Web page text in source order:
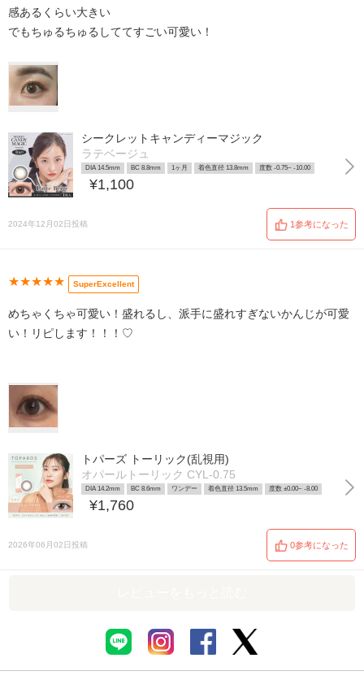
感あるくらい大きい
でもちゅるちゅるしててすごい可愛い！
シークレットキャンディーマジック
ラテベージュ
DIA 14.5mm BC 8.8mm 1ヶ月 着色直径 13.8mm 度数 -0.75~ -10.00
¥1,100
2024年12月02日投稿 1参考になった
★★★★★ SuperExcellent
めちゃくちゃ可愛い！盛れるし、派手に盛れすぎないかんじが可愛
い！リピします！！！♡
トパーズ トーリック(乱視用)
オパールトーリック CYL-0.75
DIA 14.2mm BC 8.6mm ワンデー 着色直径 13.5mm 度数 ±0.00~ -8.00
¥1,760
2026年06月02日投稿 0参考になった